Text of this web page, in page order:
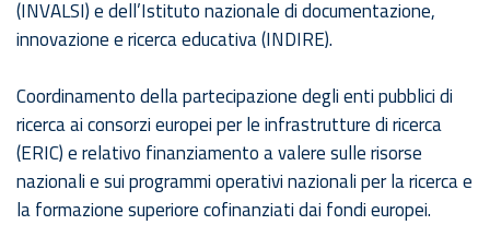
(INVALSI) e dell’Istituto nazionale di documentazione,
innovazione e ricerca educativa (INDIRE).
Coordinamento della partecipazione degli enti pubblici di
ricerca ai consorzi europei per le infrastrutture di ricerca
(ERIC) e relativo finanziamento a valere sulle risorse
nazionali e sui programmi operativi nazionali per la ricerca e
la formazione superiore cofinanziati dai fondi europei.